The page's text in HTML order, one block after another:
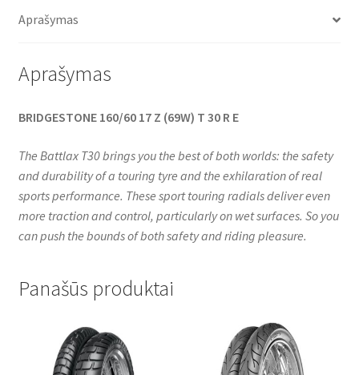
o
r
p
Aprašymas
Aprašymas
BRIDGESTONE 160/60 17 Z (69W) T 30 R E
The Battlax T30 brings you the best of both worlds: the safety
and durability of a touring tyre and the exhilaration of real
sports performance. These sport touring radials deliver even
more traction and control, particularly on wet surfaces. So you
can push the bounds of both safety and riding pleasure.
Panašūs produktai